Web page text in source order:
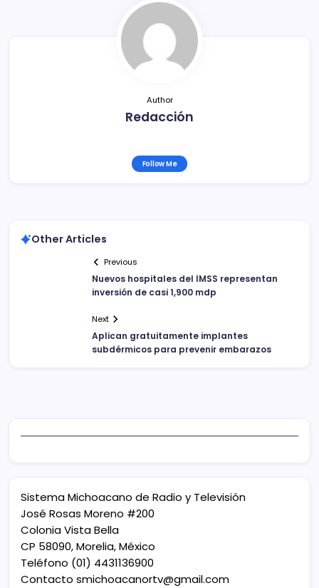
tir
Author
Redacción
Follow Me
Other Articles
Previous
Nuevos hospitales del IMSS representan
inversión de casi 1,900 mdp
Next
Aplican gratuitamente implantes
subdérmicos para prevenir embarazos
Sistema Michoacano de Radio y Televisión
José Rosas Moreno #200
Colonia Vista Bella
CP 58090, Morelia, México
Teléfono (01) 4431136900
Contacto smichoacanortv@gmail.com